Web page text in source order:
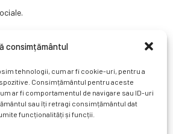
consimțământul
tehnologii, cum ar fi cookie-uri, pentru a
Consimțământul pentru aceste
ar fi comportamentul de navigare sau ID-uri
sau îți retragi consimțământul dat
funcționalități și funcții.